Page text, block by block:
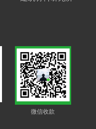
微信收款